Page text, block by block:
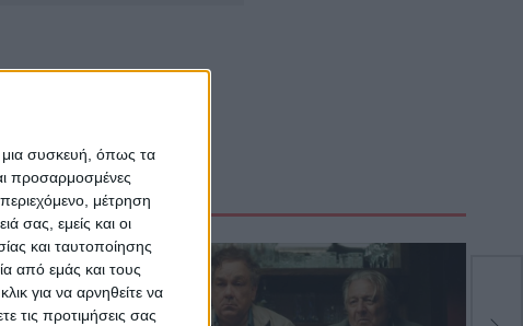
μια συσκευή, όπως τα
προσαρμοσμένες
μέτρηση
σας, εμείς και οι
και ταυτοποίησης
από εμάς και τους
για να αρνηθείτε να
τις προτιμήσεις σας